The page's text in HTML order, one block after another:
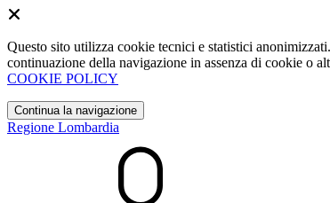
Questo sito utilizza cookie tecnici e statistici
continuazione della navigazione in assenza di cookie o
COOKIE POLICY
Continua la navigazione
Regione Lombardia